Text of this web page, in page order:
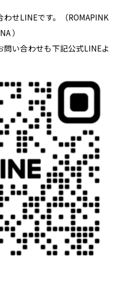
せLINEです。（ROMAPINK
）
い合わせも下記公式LINEよ